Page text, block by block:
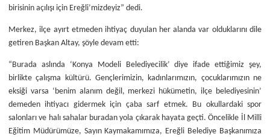
birisinin açılışı için Ereğli’mizdeyiz” dedi.
Merkez, ilçe ayırt etmeden ihtiyaç duyulan her alanda var olduklarını dile
getiren Başkan Altay, şöyle devam etti:
“Burada aslında ‘Konya Modeli Belediyecilik’ diye ifade ettiğimiz şey,
birlikte çalışma kültürü. Gençlerimizin, kadınlarımızın, çocuklarımızın ne
eksiği varsa ‘benim alanım değil, merkezi hükümetin, ilçe belediyesinin’
demeden ihtiyacı gidermek için çaba sarf etmek. Bu okullardaki spor
salonları ve halı sahalar buradan yola çıkarak hayata geçti. Öncelikle İl Milli
Eğitim Müdürümüze, Sayın Kaymakamımıza, Ereğli Belediye Başkanımıza